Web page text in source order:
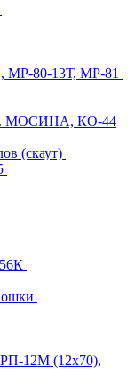
МР-80-13Т, МР-81
МОСИНА, КО-44
(скаут)
12М (12х70),